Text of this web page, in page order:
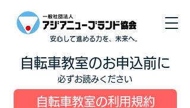
安心して進める力を、未来へ。
自転車教室のお申込前に
必ずお読みください
自転車教室の利用規約